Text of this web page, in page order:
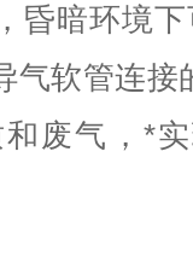
昏暗环境
气软管连接
废气，*